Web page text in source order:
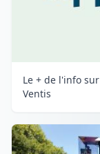
Le + de l'info
Ventis